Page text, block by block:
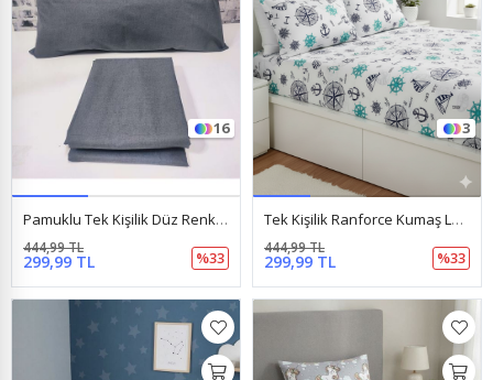
16
Pamuklu Tek Kişilik Düz Renk Lastikli Çarşaf Takımı Antrasit
299,99 TL
444,99 TL
%33
3
Tek Kişilik Ranforce Kumaş Lastikli Çarşaf + 1 Ad. Kapaklı Yastık Kılıfı Denizci Mavi
299,99 TL
444,99 TL
%33